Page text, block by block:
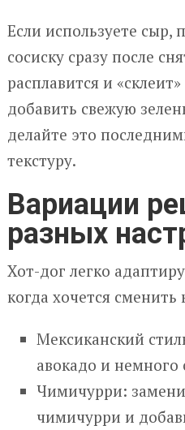
Если используете сыр,
сосиску сразу после
расплавится и
добавить свежую
делайте это
текстуру.
Вариации
разных
Хот-дог легко
когда хочется сменить
Мексиканский
авокадо и немного
Чимичурри:
чимичурри и